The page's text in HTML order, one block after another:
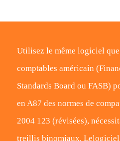
Utilisez le même logiciel
comptables américain
Standards Board ou FASB)
en A87 des normes de
2004 123 (révisées),
treillis binomiaux. Lelogiciel